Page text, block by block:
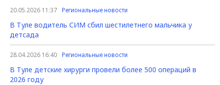
20.05.2026 11:37 Региональные новости
В Туле водитель СИМ сбил шестилетнего мальчика у
детсада
28.04.2026 16:40 Региональные новости
В Туле детские хирурги провели более 500 операций в
2026 году